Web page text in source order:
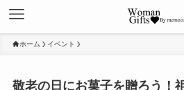
ホーム イベント
敬老の日にお菓子を贈ろう！